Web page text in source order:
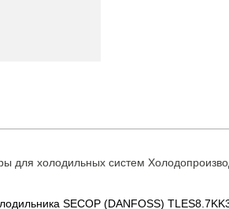
для холодильных систем
SECOP (DANFOSS)